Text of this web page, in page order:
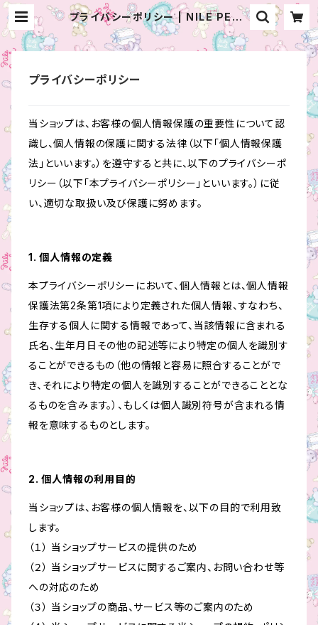
プライバシーポリシー | NILE PERC
H
プライバシーポリシー
当ショップは、お客様の個人情報保護の重要性について認
識し、個人情報の保護に関する法律（以下「個人情報保護
法」といいます。）を遵守すると共に、以下のプライバシーポ
リシー（以下「本プライバシーポリシー」といいます。）に従
い、適切な取扱い及び保護に努めます。
1. 個人情報の定義
本プライバシーポリシーにおいて、個人情報とは、個人情報
保護法第2条第1項により定義された個人情報、すなわち、
生存する個人に関する情報であって、当該情報に含まれる
氏名、生年月日その他の記述等により特定の個人を識別す
ることができるもの（他の情報と容易に照合することがで
き、それにより特定の個人を識別することができることとな
るものを含みます。）、もしくは個人識別符号が含まれる情
報を意味するものとします。
2. 個人情報の利用目的
当ショップは、お客様の個人情報を、以下の目的で利用致
します。
（１） 当ショップサービスの提供のため
（２） 当ショップサービスに関するご案内、お問い合わせ等
への対応のため
（３） 当ショップの商品、サービス等のご案内のため